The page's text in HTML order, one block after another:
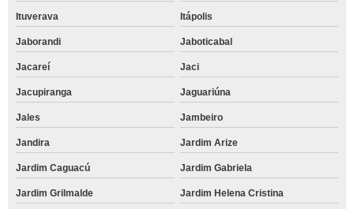
Ituverava Itápolis
Jaborandi Jaboticabal
Jacareí Jaci
Jacupiranga Jaguariúna
Jales Jambeiro
Jandira Jardim Arize
Jardim Caguacú Jardim Gabriela
Jardim Grilmalde Jardim Helena Cristina